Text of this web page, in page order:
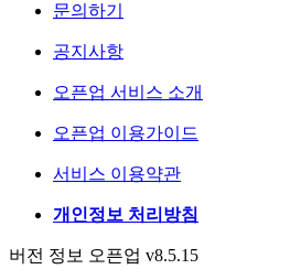
문의하기
공지사항
오픈업 서비스 소개
오픈업 이용가이드
서비스 이용약관
개인정보 처리방침
버전 정보 오픈업 v8.5.15